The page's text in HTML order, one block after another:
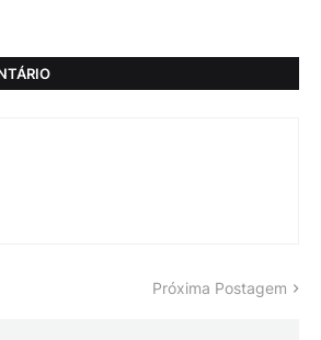
Próxima Postagem